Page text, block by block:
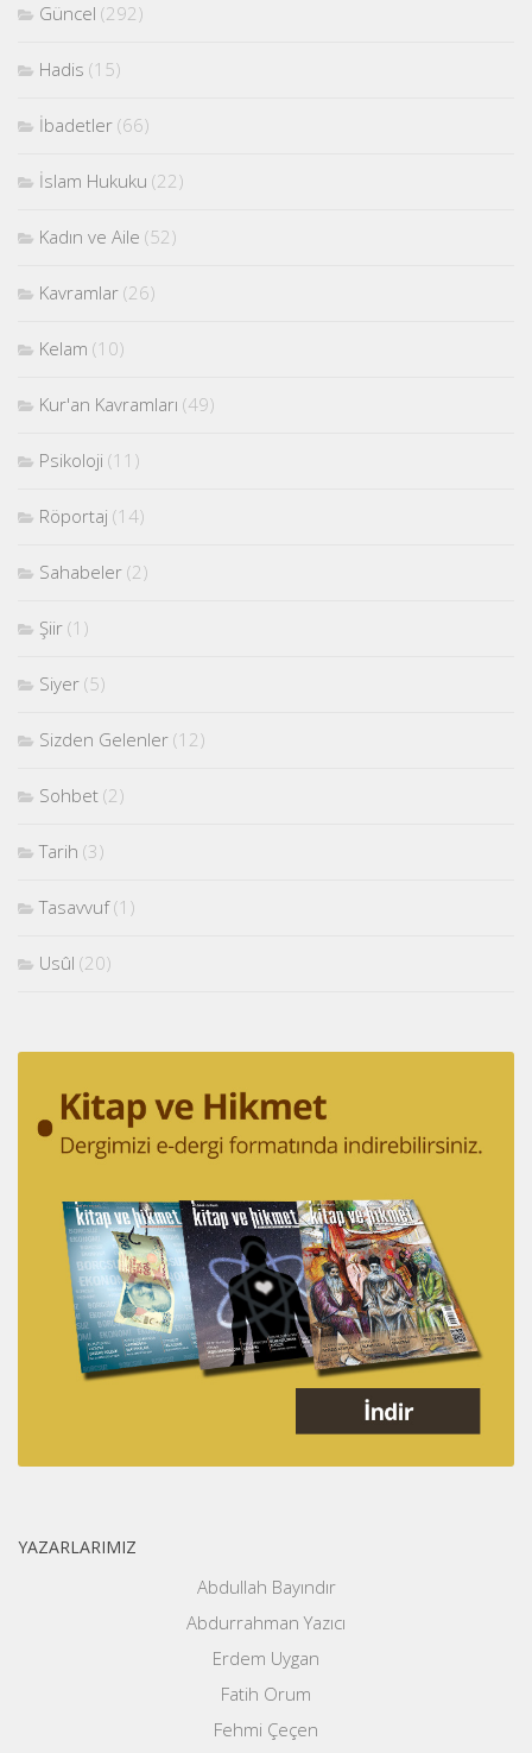
Güncel (292)
Hadis (15)
İbadetler (66)
İslam Hukuku (22)
Kadın ve Aile (52)
Kavramlar (26)
Kelam (10)
Kur'an Kavramları (49)
Psikoloji (11)
Röportaj (14)
Sahabeler (2)
Şiir (1)
Siyer (5)
Sizden Gelenler (12)
Sohbet (2)
Tarih (3)
Tasavvuf(1)
Usûl (20)
YAZARLARIMIZ
Abdullah Bayındır
Abdurrahman Yazıcı
Erdem Uygan
Fatih Orum
Fehmi Çeçen